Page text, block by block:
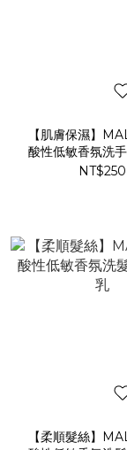
【肌膚保濕】
酸性低敏香氛洗手
液
NT$250
【柔順髮絲】